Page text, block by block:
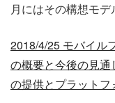
月にはその構想モデ
2018/4/25 モバイル
の概要と今後の見通
の提供とプラットフ